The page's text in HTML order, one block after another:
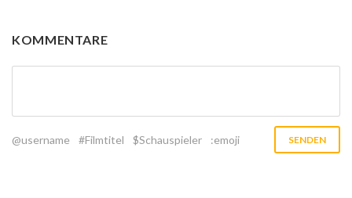
KOMMENTARE
@username #Filmtitel $Schauspieler :emoji